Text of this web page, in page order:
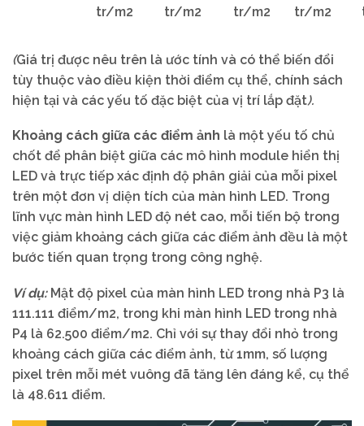
tr/m2
tr/m2
tr/m2
tr/m2
(Giá trị được nêu trên là ước tính và có thể biến đổi
tùy thuộc vào điều kiện thời điểm cụ thể, chính sách
hiện tại và các yếu tố đặc biệt của vị trí lắp đặt).
Khoảng cách giữa các điểm ảnh là một yếu tố chủ
chốt để phân biệt giữa các mô hình module hiển thị
LED và trực tiếp xác định độ phân giải của mỗi pixel
trên một đơn vị diện tích của màn hình LED. Trong
lĩnh vực màn hình LED độ nét cao, mỗi tiến bộ trong
việc giảm khoảng cách giữa các điểm ảnh đều là một
bước tiến quan trọng trong công nghệ.
Ví dụ: Mật độ pixel của màn hình LED trong nhà P3 là
111.111 điểm/m2, trong khi màn hình LED trong nhà
P4 là 62.500 điểm/m2. Chỉ với sự thay đổi nhỏ trong
khoảng cách giữa các điểm ảnh, từ 1mm, số lượng
pixel trên mỗi mét vuông đã tăng lên đáng kể, cụ thể
là 48.611 điểm.